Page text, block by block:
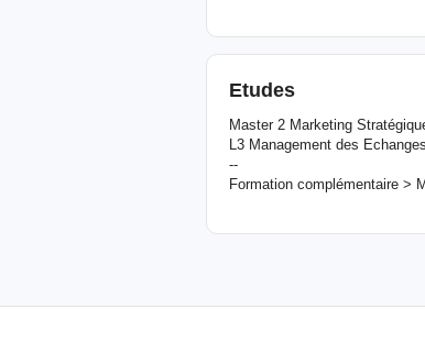
Etudes
Master 2 Marketing
L3 Management des
--
Formation complémentaire >